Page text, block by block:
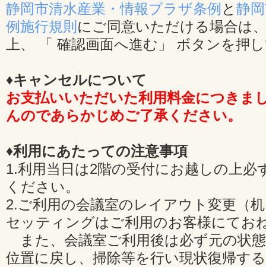
静岡市清水産業・情報プラザ条例 と 静
例施行規則 にご同意いただける場合は
上、 「 確認画面へ進む」 ボタンを押
♦キャンセルについて
お支払いいただいた利用料金につきま
んのであらかじめご了承ください。
♦利用にあたっての注意事項
1.利用当日は2階の受付にお越しの上必
ください。
2.ご利用の会議室のレイアウト変更（
セッティングはご利用のお客様にてお
また、会議室ご利用後は必ず元の状
位置に戻し、掃除等を行い現状復帰す